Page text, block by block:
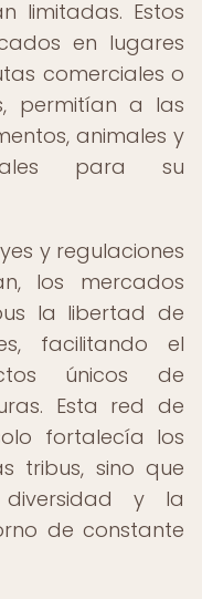
limitadas. Estos
en lugares
comerciales o
permitían a las
animales y
para su
y regulaciones
los mercados
la libertad de
facilitando el
únicos de
Esta red de
fortalecía los
tribus, sino que
y la
de constante